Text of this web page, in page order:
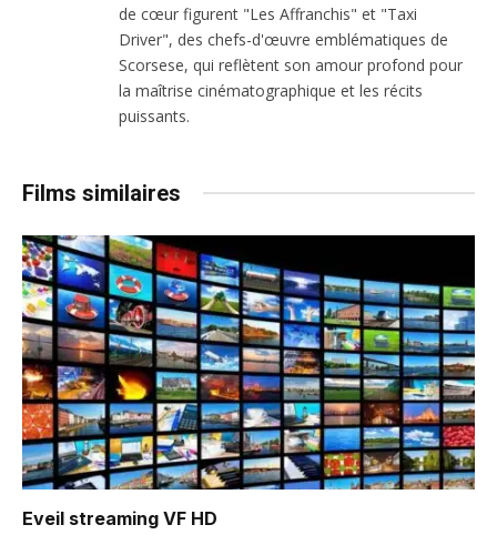
de cœur figurent "Les Affranchis" et "Taxi
Driver", des chefs-d'œuvre emblématiques de
Scorsese, qui reflètent son amour profond pour
la maîtrise cinématographique et les récits
puissants.
Films similaires
Eveil streaming VF HD